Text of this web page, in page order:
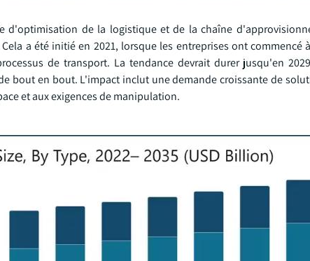
d'optimisation de la logistique et de la chaîne
a été initié en 2021, lorsque les entreprises ont commencé
de transport. La tendance devrait durer jusqu'en
bout en bout. L'impact inclut une demande croissante de
et aux exigences de manipulation.